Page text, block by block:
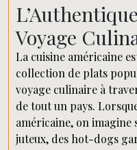
Voyage
La cuisine américaine
collection de plats
voyage culinaire à
de tout un pays.
américaine, on
juteux, des hot-dogs